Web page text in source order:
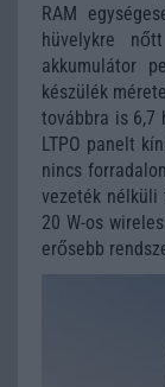
RAM
hüvelykre
akkumulátor
készülék
továbbra is 6,7
LTPO panelt
nincs
vezeték nélküli
20 W-os
erősebb